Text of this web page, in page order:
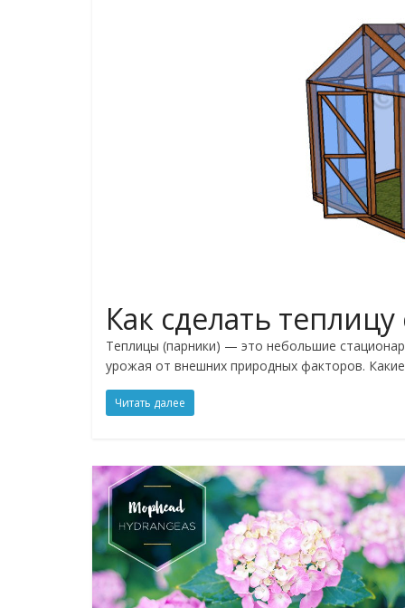
Как сделать
Теплицы (парники) — это небольшие
урожая от внешних природных факторов.
Читать далее